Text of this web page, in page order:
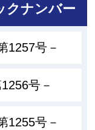
クナンバー
1257号－
号－
1255号－